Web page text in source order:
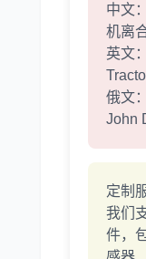
中文
机离
英文
俄文
John
定制
我们
件，